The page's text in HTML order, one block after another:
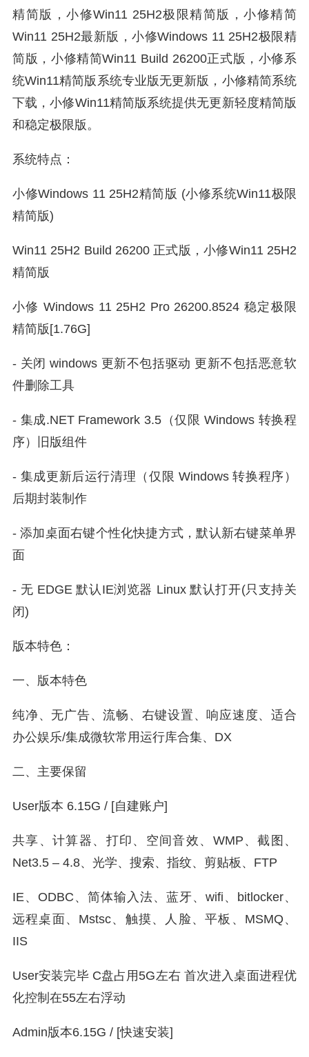
精简版，小修Win11 25H2极限精简版，小修精简
Win11 25H2最新版，小修Windows 11 25H2极限精
简版，小修精简Win11 Build 26200正式版，小修系
统Win11精简版系统专业版无更新版，小修精简系统
下载，小修Win11精简版系统提供无更新轻度精简版
和稳定极限版。
系统特点：
小修Windows 11 25H2精简版 (小修系统Win11极限
精简版)
Win11 25H2 Build 26200 正式版，小修Win11 25H2
精简版
小修 Windows 11 25H2 Pro 26200.8524 稳定极限
精简版[1.76G]
- 关闭 windows 更新不包括驱动 更新不包括恶意软
件删除工具
- 集成.NET Framework 3.5（仅限 Windows 转换程
序）旧版组件
- 集成更新后运行清理（仅限 Windows 转换程序）
后期封装制作
- 添加桌面右键个性化快捷方式，默认新右键菜单界
面
- 无 EDGE 默认IE浏览器 Linux 默认打开(只支持关
闭)
版本特色：
一、版本特色
纯净、无广告、流畅、右键设置、响应速度、适合
办公娱乐/集成微软常用运行库合集、DX
二、主要保留
User版本 6.15G / [自建账户]
共享、计算器、打印、空间音效、WMP、截图、
Net3.5 – 4.8、光学、搜索、指纹、剪贴板、FTP
IE、ODBC、简体输入法、蓝牙、wifi、bitlocker、
远程桌面、Mstsc、触摸、人脸、平板、MSMQ、
IIS
User安装完毕 C盘占用5G左右 首次进入桌面进程优
化控制在55左右浮动
Admin版本6.15G / [快速安装]